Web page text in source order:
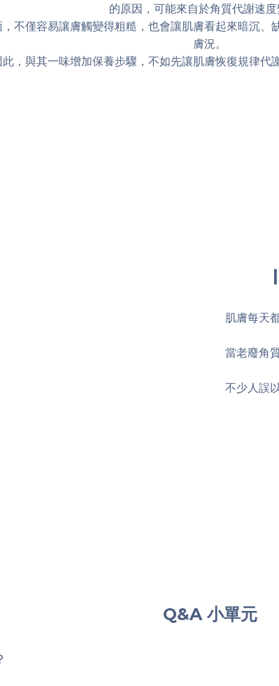
的原因，可能來自於角質代謝速度
不僅容易讓膚觸變得粗糙，也會讓肌膚看起來暗沉
膚況。
此，與其一味增加保養步驟，不如先讓肌膚恢復規律代
肌膚每天
當老廢角
不少人誤
Q&A 小單元